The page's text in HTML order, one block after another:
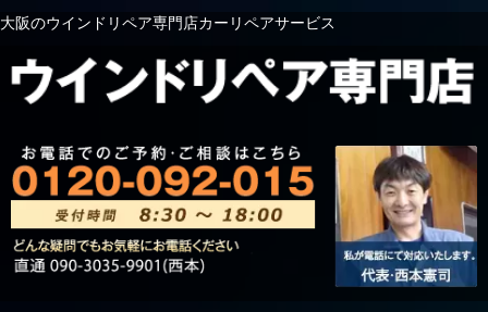
大阪のウインドリペア専門店カーリペアサービス